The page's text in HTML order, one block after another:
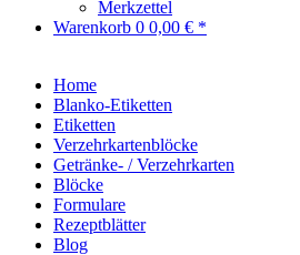
Merkzettel
Warenkorb 0 0,00 € *
Home
Blanko-Etiketten
Etiketten
Verzehrkartenblöcke
Getränke- / Verzehrkarten
Blöcke
Formulare
Rezeptblätter
Blog